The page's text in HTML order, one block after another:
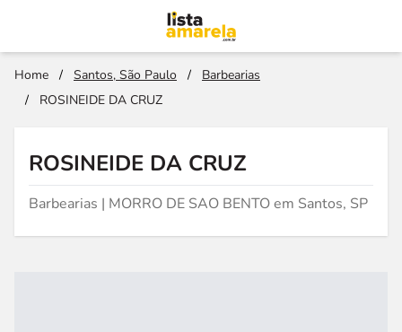
Home / Santos, São Paulo /
Barbearias
/
ROSINEIDE DA CRUZ
ROSINEIDE DA CRUZ
Barbearias | MORRO DE SAO BENTO em Santos, SP